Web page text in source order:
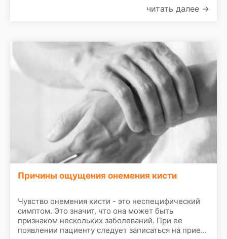
читать далее →
Причины ощущения онемения кисти
Чувство онемения кисти - это неспецифический
симптом. Это значит, что она может быть
признаком нескольких заболеваний. При ее
появлении пациенту следует записаться на прием